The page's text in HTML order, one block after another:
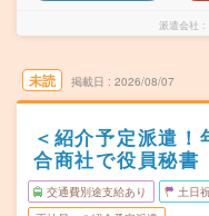
派遣会社
未読 掲載日 2026/08/07
＜紹介予定派遣
合商社で役員秘書
交通費別途支給あり 土日